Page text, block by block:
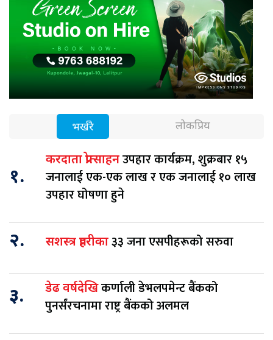
भर्खरै लोकप्रिय
१.
करदाता प्रोत्साहनउपहार कार्यक्रम, शुक्रबार १५
जनालाई एक-एक लाख र एक जनालाई १० लाख
उपहार घोषणा हुने
२. सशस्त्र प्रहरीका३३ जना एसपीहरूको सरुवा
३. डेढ वर्षदेखिकर्णाली डेभलपमेन्ट बैंकको
पुनर्संरचनामा राष्ट्र बैंकको अलमल